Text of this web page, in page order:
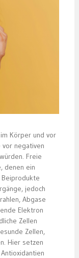
Körper und vor
vor negativen
Freie
denen ein
jedoch
Abgase
Elektron
Zellen
Zellen,
Hier setzen